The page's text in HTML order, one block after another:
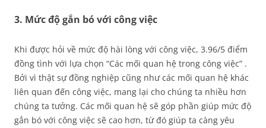
3. Mức độ gắn bó với công việc
Khi được hỏi về mức độ hài lòng với công việc, 3.96/5 điểm
đồng tình với lựa chọn “Các mối quan hệ trong công việc” .
Bởi vì thật sự đồng nghiệp cũng như các mối quan hệ khác
liên quan đến công việc, mang lại cho chúng ta nhiều hơn
chúng ta tưởng. Các mối quan hệ sẽ góp phần giúp mức độ
gắn bó với công việc sẽ cao hơn, từ đó giúp ta càng yêu